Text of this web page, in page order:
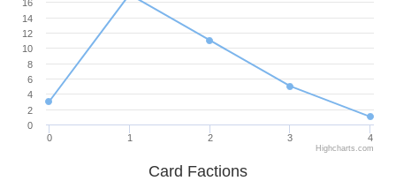
0 1 2 3 4
0
2
4
6
8
10
12
14
16
Highcharts.com
Card Factions